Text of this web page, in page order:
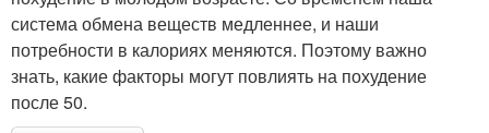
система обмена веществ медленнее, и наши
потребности в калориях меняются. Поэтому важно
знать, какие факторы могут повлиять на похудение
после 50.